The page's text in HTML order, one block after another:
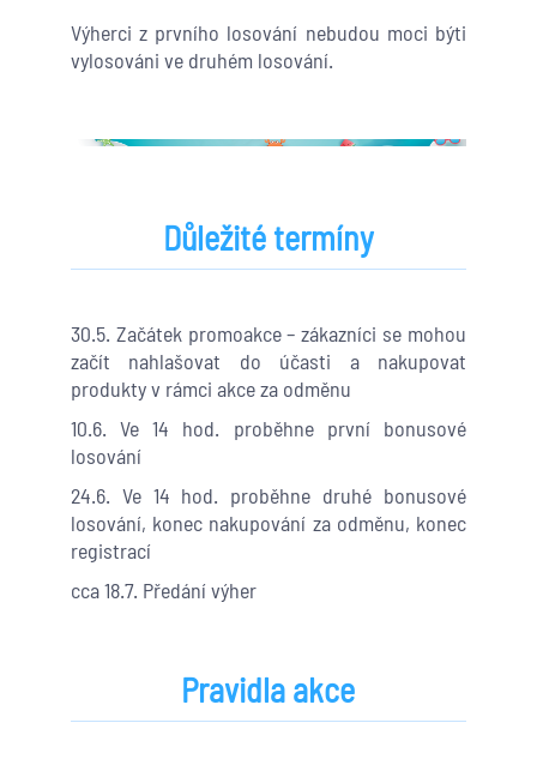
Výherci z prvního losování nebudou moci býti
vylosováni ve druhém losování.
Důležité termíny
30.5. Začátek promoakce – zákazníci se mohou
začít nahlašovat do účasti a nakupovat
produkty v rámci akce za odměnu
10.6. Ve 14 hod. proběhne první bonusové
losování
24.6. Ve 14 hod. proběhne druhé bonusové
losování, konec nakupování za odměnu, konec
registrací
cca 18.7. Předání výher
Pravidla akce